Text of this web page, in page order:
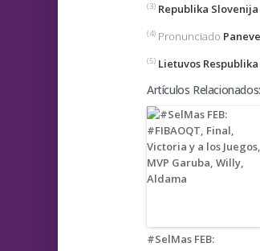
(3) Republika Slovenija
(4) Pronunciado
(5) Lietuvos Respublika
Artículos Relacionados:
#SelMas FEB: